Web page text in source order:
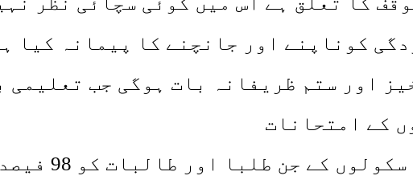
کوناپنے اور جانچنے کا پیمانہ کیا
اور ستم ظریفانہ بات ہوگی جب
کے امتحانات